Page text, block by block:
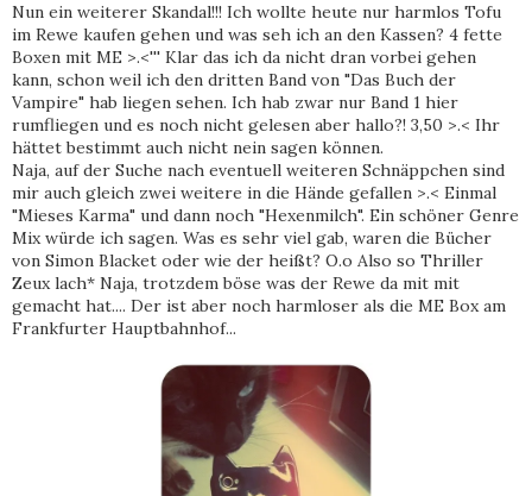
Nun ein weiterer Skandal!!! Ich wollte heute nur harmlos Tofu
im Rewe kaufen gehen und was seh ich an den Kassen? 4 fette
Boxen mit ME >.<''' Klar das ich da nicht dran vorbei gehen
kann, schon weil ich den dritten Band von "Das Buch der
Vampire" hab liegen sehen. Ich hab zwar nur Band 1 hier
rumfliegen und es noch nicht gelesen aber hallo?! 3,50 >.< Ihr
hättet bestimmt auch nicht nein sagen können.
Naja, auf der Suche nach eventuell weiteren Schnäppchen sind
mir auch gleich zwei weitere in die Hände gefallen >.< Einmal
"Mieses Karma" und dann noch "Hexenmilch". Ein schöner Genre
Mix würde ich sagen. Was es sehr viel gab, waren die Bücher
von Simon Blacket oder wie der heißt? O.o Also so Thriller
Zeux lach* Naja, trotzdem böse was der Rewe da mit mit
gemacht hat.... Der ist aber noch harmloser als die ME Box am
Frankfurter Hauptbahnhof...